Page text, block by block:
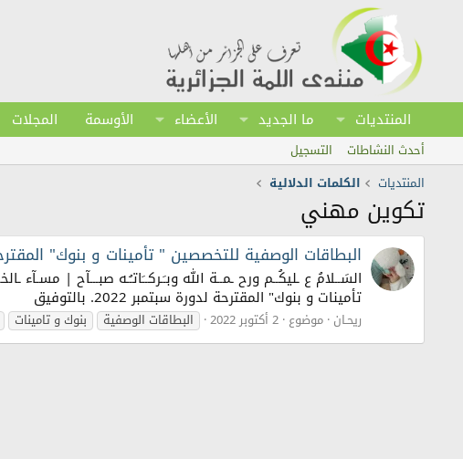
المنتديات ما الجديد الأعضاء الأوسمة المجلات
أحدث النشاطات
التسجيل
المنتديات
الكلمات الدلالية
تكوين مهني
البطاقات الوصفية للتخصصين " تأمينات و بنوك" المقترحة
السَــلامُ ع ـليكُــم ورح ـمــة الله وبـَـركــَاتـُـه صبـــآح |
تأمينات و بنوك" المقترحة لدورة سبتمبر 2022. بالتوفيق
ريحـان موضوع 2 أكتوبر 2022 البطاقات الوصفية بنوك و تامينات